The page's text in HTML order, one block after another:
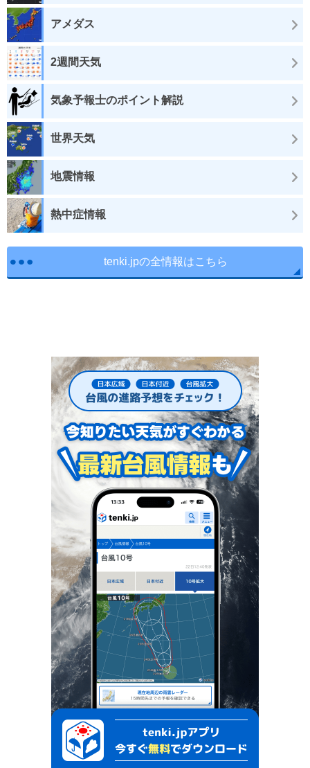
アメダス
2週間天気
気象予報士のポイント解説
世界天気
地震情報
熱中症情報
tenki.jpの全情報はこちら